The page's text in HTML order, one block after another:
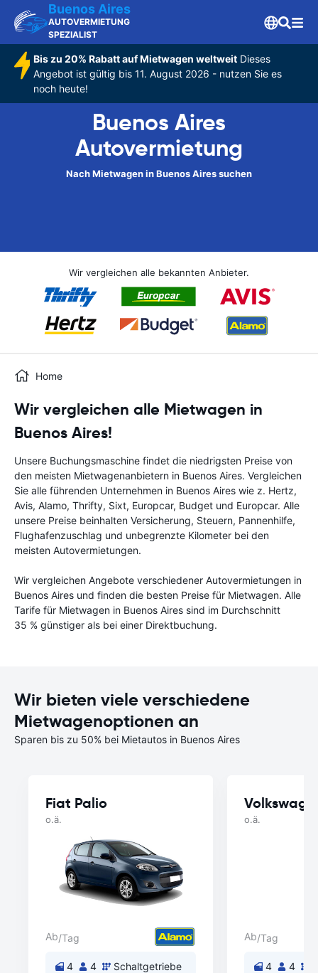
Buenos Aires
AUTOVERMIETUNG
SPEZIALIST
Bis zu 20% Rabatt auf Mietwagen weltweitDieses
Angebot ist gültig bis 11. August 2026 - nutzen Sie es
noch heute!
Buenos Aires
Autovermietung
Nach Mietwagen in Buenos Aires suchen
Wir vergleichen alle bekannten Anbieter.
Home
Wir vergleichen alle Mietwagen in
Buenos Aires!
Unsere Buchungsmaschine findet die niedrigsten Preise von
den meisten Mietwagenanbietern in Buenos Aires. Vergleichen
Sie alle führenden Unternehmen in Buenos Aires wie z. Hertz,
Avis, Alamo, Thrifty, Sixt, Europcar, Budget und Europcar. Alle
unsere Preise beinhalten Versicherung, Steuern, Pannenhilfe,
Flughafenzuschlag und unbegrenzte Kilometer bei den
meisten Autovermietungen.
Wir vergleichen Angebote verschiedener Autovermietungen in
Buenos Aires und finden die besten Preise für Mietwagen. Alle
Tarife für Mietwagen in Buenos Aires sind im Durchschnitt
35 % günstiger als bei einer Direktbuchung.
Wir bieten viele verschiedene
Mietwagenoptionen an
Sparen bis zu 50% bei Mietautos in Buenos Aires
Fiat Palio
o.ä.
Ab/Tag
4 4 Schaltgetriebe
o.ä.
Ab/Tag
4 4